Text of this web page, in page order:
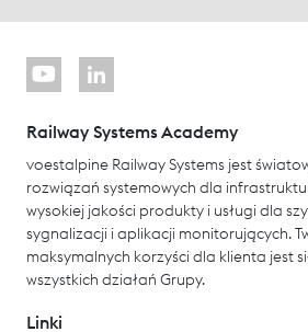
Railway Systems Academy
voestalpine Railway Systems jest
rozwiązań systemowych dla
wysokiej jakości produkty i usługi dla
sygnalizacji i aplikacji monitorujących.
maksymalnych korzyści dla klienta jest
wszystkich działań Grupy.
Linki